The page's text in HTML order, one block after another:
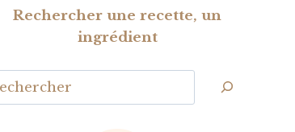
Rechercher une recette, un
ingrédient